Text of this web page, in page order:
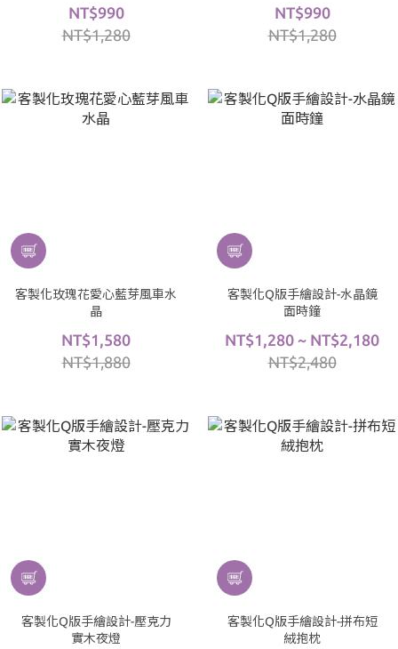
NT$990
NT$1,280
NT$990
NT$1,280
客製化玫瑰花愛心藍芽風車水
晶
NT$1,580
NT$1,880
客製化Q版手繪設計-水晶鏡
面時鐘
NT$1,280 ~ NT$2,180
NT$2,480
客製化Q版手繪設計-壓克力
實木夜燈
客製化Q版手繪設計-拼布短
絨抱枕